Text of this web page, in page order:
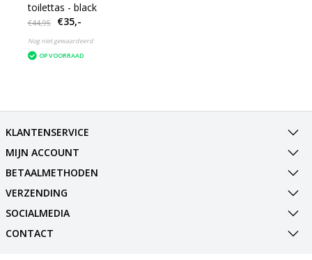
toilettas - black
€44,95 €35,-
Nog niet gewaardeerd
OP VOORRAAD
KLANTENSERVICE
MIJN ACCOUNT
BETAALMETHODEN
VERZENDING
SOCIALMEDIA
CONTACT